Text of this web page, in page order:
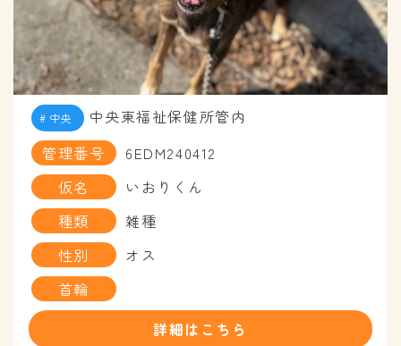
中央
中央東福祉保健所管内
管理番号
6EDM240412
仮名
いおりくん
種類
雑種
性別
オス
首輪
詳細はこちら